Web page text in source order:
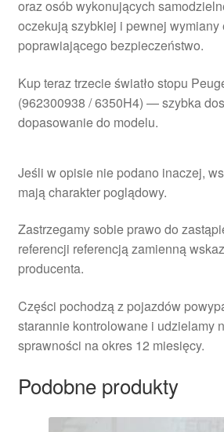
oraz osób wykonujących
oczekują szybkiej i pewnej wymiany
poprawiającego bezpieczeństwo.
Kup teraz trzecie światło stopu
(962300938 / 6350H4) — szybka
dopasowanie do modelu.
Jeśli w opisie nie podano inaczej,
mają charakter poglądowy.
Zastrzegamy sobie prawo do
referencji referencją zamienną
producenta.
Części pochodzą z pojazdów
starannie kontrolowane i udzielamy
sprawności na okres 12 miesięcy.
Podobne produkty